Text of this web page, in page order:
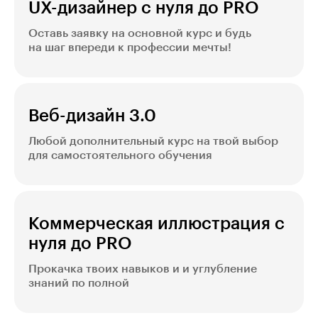
UX-дизайнер с нуля до PRO
Оставь заявку на основной курс и будь
на шаг впереди к профессии мечты!
Веб-дизайн 3.0
Любой дополнительный курс на твой выбор
для самостоятельного обучения
Коммерческая иллюстрация с
нуля до PRO
Прокачка твоих навыков и и углубление
знаний по полной